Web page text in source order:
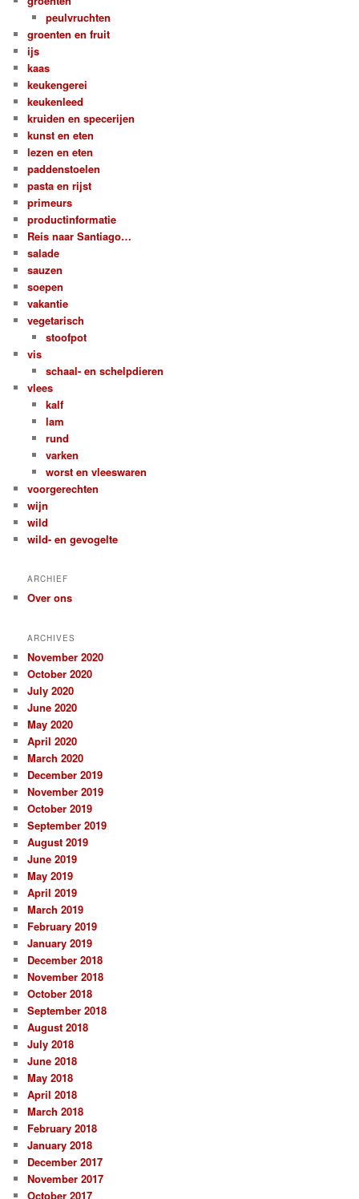
peulvruchten
groenten en fruit
ijs
kaas
keukengerei
keukenleed
kruiden en specerijen
kunst en eten
lezen en eten
paddenstoelen
pasta en rijst
primeurs
productinformatie
Reis naar Santiago…
salade
sauzen
soepen
vakantie
vegetarisch
stoofpot
vis
schaal- en schelpdieren
vlees
kalf
lam
rund
varken
worst en vleeswaren
voorgerechten
wijn
wild
wild- en gevogelte
ARCHIEF
Over ons
ARCHIVES
November 2020
October 2020
July 2020
June 2020
May 2020
April 2020
March 2020
December 2019
November 2019
October 2019
September 2019
August 2019
June 2019
May 2019
April 2019
March 2019
February 2019
January 2019
December 2018
November 2018
October 2018
September 2018
August 2018
July 2018
June 2018
May 2018
April 2018
March 2018
February 2018
January 2018
December 2017
November 2017
October 2017